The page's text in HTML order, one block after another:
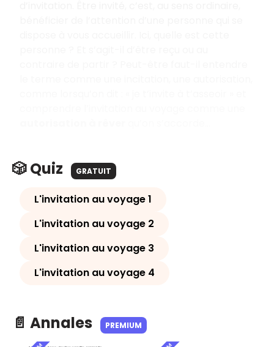
🎲 Quiz GRATUIT
L'invitation au voyage 1
L'invitation au voyage 2
L'invitation au voyage 3
L'invitation au voyage 4
📄 Annales PREMIUM